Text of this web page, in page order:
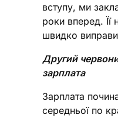
вступу, ми
роки вперед.
швидко
Другий
зарплата
Зарплата
середньої по